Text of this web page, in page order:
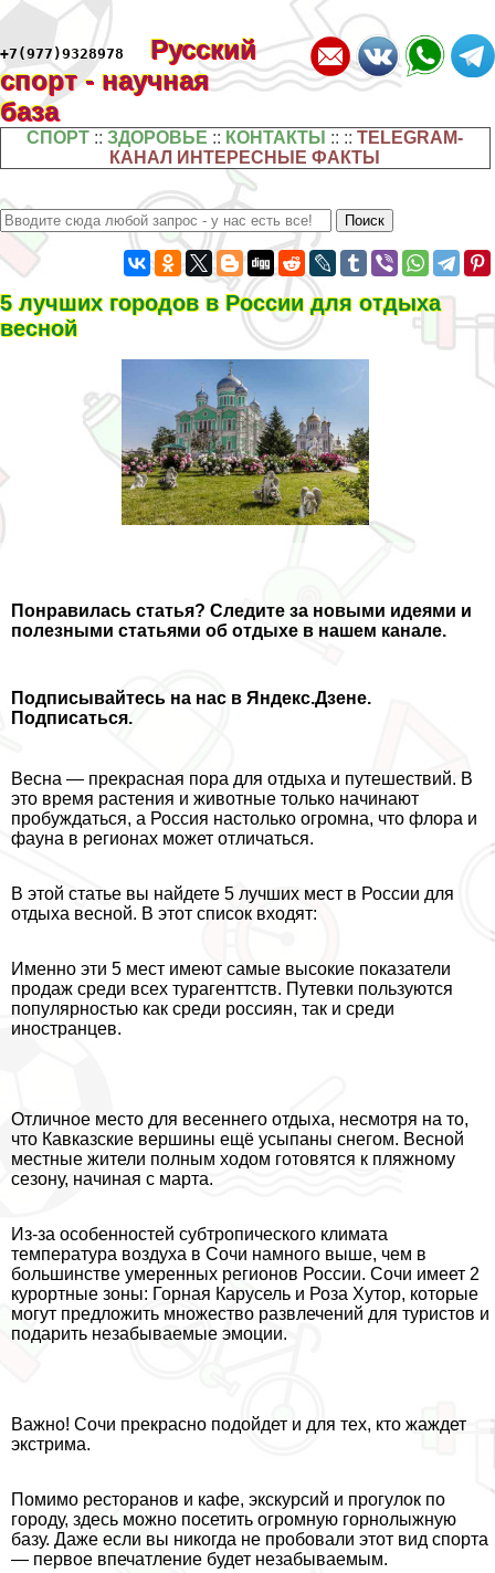
+7(977)9328978
Русский
спорт - научная
база
СПОРТ ::ЗДОРОВЬЕ :: КОНТАКТЫ :: ::TELEGRAM-
КАНАЛ ИНТЕРЕСНЫЕ ФАКТЫ
5 лучших городов в России для отдыха
весной
Понравилась статья? Следите за новыми идеями и
полезными статьями об отдыхе в нашем канале.
Подписывайтесь на нас в Яндекс.Дзене.
Подписаться.
Весна — прекрасная пора для отдыха и путешествий. В
это время растения и животные только начинают
пробуждаться, а Россия настолько огромна, что флора и
фауна в регионах может отличаться.
В этой статье вы найдете 5 лучших мест в России для
отдыха весной. В этот список входят:
Именно эти 5 мест имеют самые высокие показатели
продаж среди всех турагенттств. Путевки пользуются
популярностью как среди россиян, так и среди
иностранцев.
Отличное место для весеннего отдыха, несмотря на то,
что Кавказские вершины ещё усыпаны снегом. Весной
местные жители полным ходом готовятся к пляжному
сезону, начиная с марта.
Из-за особенностей субтропического климата
температура воздуха в Сочи намного выше, чем в
большинстве умеренных регионов России. Сочи имеет 2
курортные зоны: Горная Карусель и Роза Хутор, которые
могут предложить множество развлечений для туристов и
подарить незабываемые эмоции.
Важно! Сочи прекрасно подойдет и для тех, кто жаждет
экстрима.
Помимо ресторанов и кафе, экскурсий и прогулок по
городу, здесь можно посетить огромную горнолыжную
базу. Даже если вы никогда не пробовали этот вид спорта
— первое впечатление будет незабываемым.